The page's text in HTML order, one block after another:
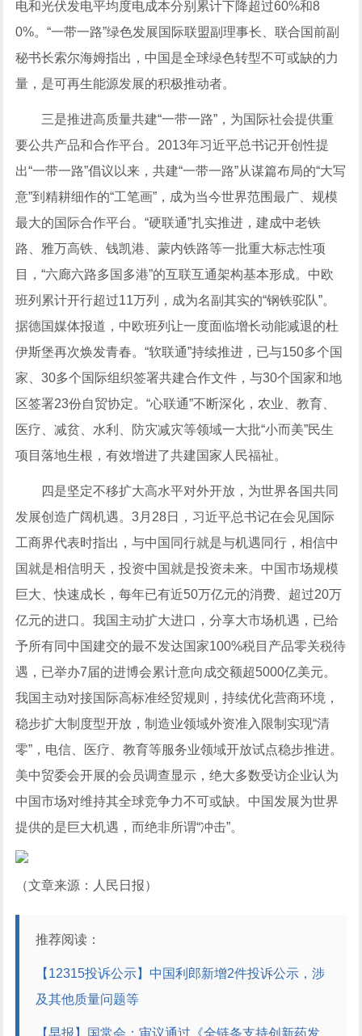
电和光伏发电平均度电成本分别累计下降超过60%和8
0%。“一带一路”绿色发展国际联盟副理事长、联合国前副
秘书长索尔海姆指出，中国是全球绿色转型不可或缺的力
量，是可再生能源发展的积极推动者。
三是推进高质量共建“一带一路”，为国际社会提供重
要公共产品和合作平台。2013年习近平总书记开创性提
出“一带一路”倡议以来，共建“一带一路”从谋篇布局的“大写
意”到精耕细作的“工笔画”，成为当今世界范围最广、规模
最大的国际合作平台。“硬联通”扎实推进，建成中老铁
路、雅万高铁、钱凯港、蒙内铁路等一批重大标志性项
目，“六廊六路多国多港”的互联互通架构基本形成。中欧
班列累计开行超过11万列，成为名副其实的“钢铁驼队”。
据德国媒体报道，中欧班列让一度面临增长动能减退的杜
伊斯堡再次焕发青春。“软联通”持续推进，已与150多个国
家、30多个国际组织签署共建合作文件，与30个国家和地
区签署23份自贸协定。“心联通”不断深化，农业 、教育
医疗、减贫、水利、防灾减灾等领域一大批“小而美”民生
项目落地生根，有效增进了共建国家人民福祉。
四是坚定不移扩大高水平对外开放，为世界各国共同
发展创造广阔机遇。3月28日，习近平总书记在会见国际
工商界代表时指出，与中国同行就是与机遇同行，相信中
国就是相信明天，投资中国就是投资未来。中国市场规模
巨大、快速成长，每年已有近50万亿元的消费、超过20万
亿元的进口。我国主动扩大进口，分享大市场机遇，已给
予所有同中国建交的最不发达国家100%税目产品零关税待
遇，已举办7届的进博会累计意向成交额超5000亿美元。
我国主动对接国际高标准经贸规则，持续优化营商环境，
稳步扩大制度型开放，制造业领域外资准入限制实现“清
零”，电信、医疗、教育等服务业领域开放试点稳步推进。
美中贸委会开展的会员调查显示，绝大多数受访企业认为
中国市场对维持其全球竞争力不可或缺。中国发展为世界
提供的是巨大机遇，而绝非所谓“冲击”。
（文章来源：人民日报）
推荐阅读：
【12315投诉公示】中国利郎新增2件投诉公示，涉
及其他质量问题等
【早报】国常会：审议通过《全链条支持创新药发